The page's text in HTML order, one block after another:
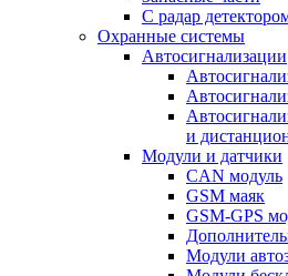
С радар
Охранные системы
Автосигнализации
и
Модули и датчики
CAN модуль
GSM маяк
GSM-GPS
Модули